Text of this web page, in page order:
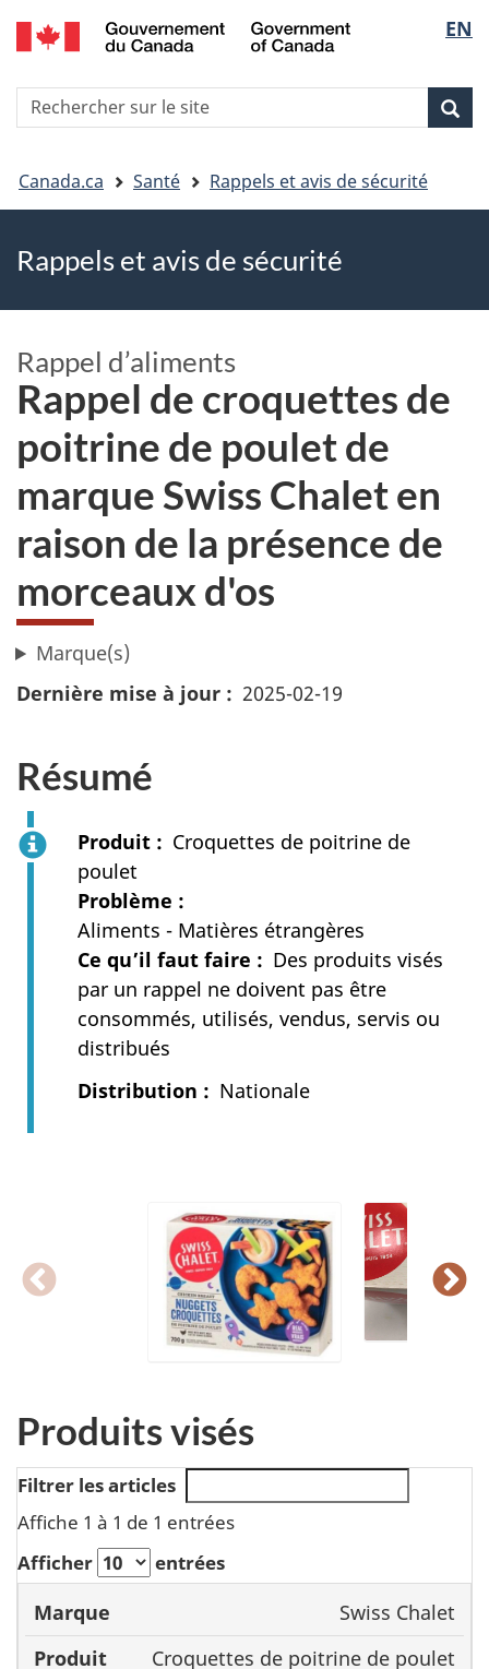
Skip
to
Skip
to
Passer
à
HTML
de
la
EN
Recherche
Vous
êtes
ici
Canada.ca Santé Rappels et avis de sécurité
Rappels et avis de sécurité
Rappel d’aliments
Rappel de croquettes de
poitrine de poulet de
marque Swiss Chalet en
raison de la présence de
morceaux d'os
Marque(s)
Dernière mise à jour
2025-02-19
Résumé
Produit
Croquettes de poitrine de
poulet
Problème
Aliments - Matières étrangères
Ce qu’il faut faire
Des produits visés
par un rappel ne doivent pas être
consommés, utilisés, vendus, servis ou
distribués
Distribution
Nationale
Produits visés
Filtrer les articles
Affiche 1 à 1 de 1 entrées
Afficher
entrées
Marque Format
Swiss Chalet
Croquettes de poitrine de poulet